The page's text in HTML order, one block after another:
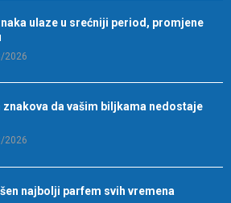
ulaze u srećniji period, promjene
2026
znakova da vašim biljkama nedostaje
2026
najbolji parfem svih vremena